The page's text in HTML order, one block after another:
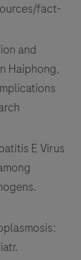
fact-
and
Haiphong,
E Virus